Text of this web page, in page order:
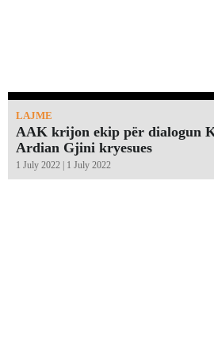
LAJME
AAK krijon ekip për dialogun
Ardian Gjini kryesues
1 July 2022 | 1 July 2022